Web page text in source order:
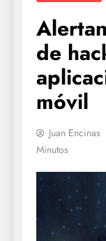
de
móvil
Juan Encinas
Minutos